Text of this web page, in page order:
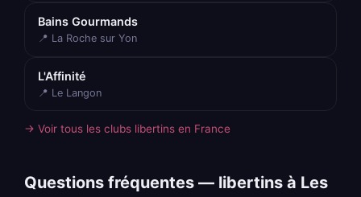
Bains Gourmands
📍 La Roche sur Yon
L'Affinité
📍 Le Langon
→ Voir tous les clubs libertins en France
Questions fréquentes — libertins à Les